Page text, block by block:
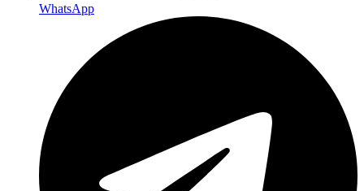
WhatsApp